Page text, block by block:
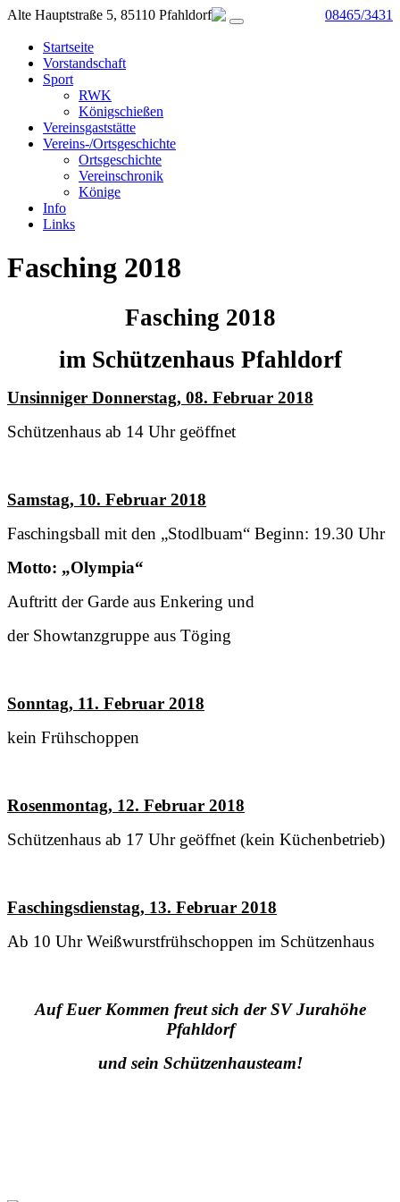
Alte Hauptstraße 5, 85110 Pfahldorf 08465/3431
Startseite
Vorstandschaft
Sport
RWK
Königschießen
Vereinsgaststätte
Vereins-/Ortsgeschichte
Ortsgeschichte
Vereinschronik
Könige
Info
Links
Fasching 2018
Fasching 2018
im Schützenhaus Pfahldorf
Unsinniger Donnerstag, 08. Februar 2018
Schützenhaus ab 14 Uhr geöffnet
Samstag, 10. Februar 2018
Faschingsball mit den „Stodlbuam“ Beginn: 19.30 Uhr
Motto: „Olympia“
Auftritt der Garde aus Enkering und
der Showtanzgruppe aus Töging
Sonntag, 11. Februar 2018
kein Frühschoppen
Rosenmontag, 12. Februar 2018
Schützenhaus ab 17 Uhr geöffnet (kein Küchenbetrieb)
Faschingsdienstag, 13. Februar 2018
Ab 10 Uhr Weißwurstfrühschoppen im Schützenhaus
Auf Euer Kommen freut sich der SV Jurahöhe
Pfahldorf
und sein Schützenhausteam!